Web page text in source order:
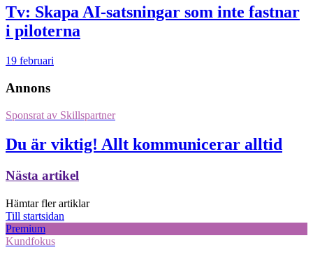
Tv: Skapa AI-satsningar som inte fastnar
i piloterna
19 februari
Annons
Sponsrat av Skillspartner
Du är viktig! Allt kommunicerar alltid
Nästa artikel
Hämtar fler artiklar
Till startsidan
Premium
Kundfokus